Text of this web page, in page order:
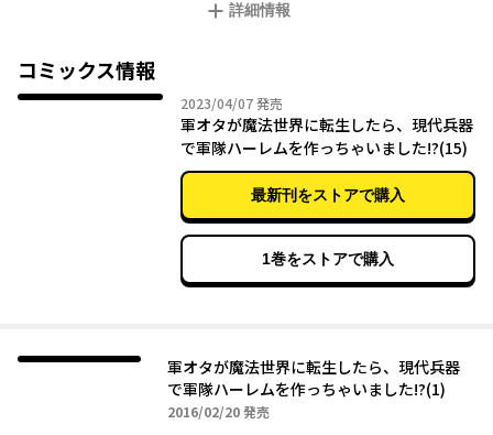
前世で叶わなかった想いを胸に、迫り来る魔物から人々を守れ!!!
詳細情報
コミックス情報
2023/04/072023年04月07日
発売
軍オタが魔法世界に転生したら、現代兵器
で軍隊ハーレムを作っちゃいました!?(15)
最新刊をストアで購入
1巻をストアで購入
軍オタが魔法世界に転生したら、現代兵器
で軍隊ハーレムを作っちゃいました!?(1)
2016/02/202016年02月20日
発売